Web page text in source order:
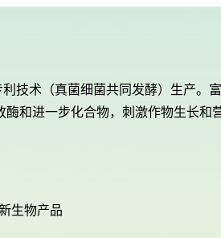
利技术（真菌细菌共同发酵）生产
和进一步化合物，刺激作物生长和
生物产品